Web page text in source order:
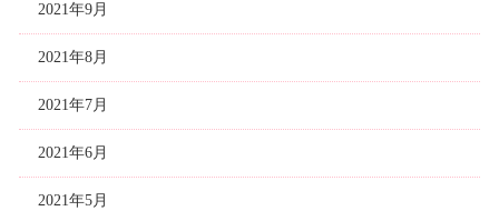
2021年9月
2021年8月
2021年7月
2021年6月
2021年5月